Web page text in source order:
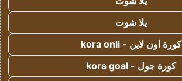
يلا شوت
كورة اون لاين - kora onli
كورة جول - kora goal